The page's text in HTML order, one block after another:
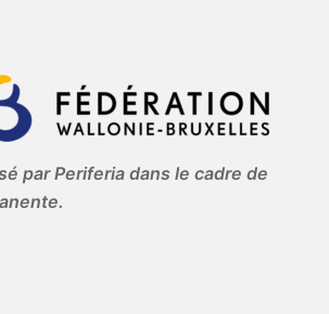
par Periferia dans le cadre de